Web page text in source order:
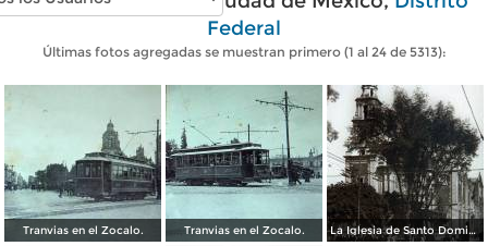
Federal
Últimas fotos agregadas se muestran primero (1 al 24 de 5313):
Tranvias en el Zocalo. Tranvias en el Zocalo. La Iglesia de Santo Domingo.